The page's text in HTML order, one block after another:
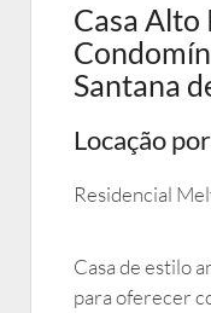
Casa Alto
Santana
Locação
Residencial
Casa de estilo
para oferecer